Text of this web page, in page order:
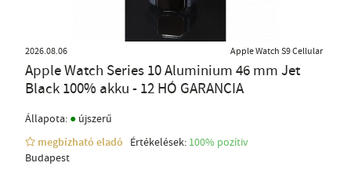
2026.08.06 Apple Watch S9 Cellular
Apple Watch Series 10 Aluminium 46 mm Jet
Black 100% akku - 12 HÓ GARANCIA
Állapota: ● újszerű
megbízható eladó
Értékelések: 100% pozítiv
Budapest